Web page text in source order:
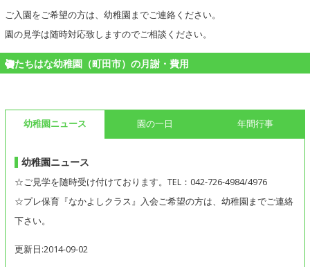
ご入園をご希望の方は、幼稚園までご連絡ください。
園の見学は随時対応致しますのでご相談ください。
たちはな幼稚園（町田市）の月謝・費用
幼稚園ニュース 園の一日 年間行事
幼稚園ニュース
☆ご見学を随時受け付けております。TEL：042-726-4984/4976
☆プレ保育『なかよしクラス』入会ご希望の方は、幼稚園までご連絡
下さい。
更新日:2014-09-02